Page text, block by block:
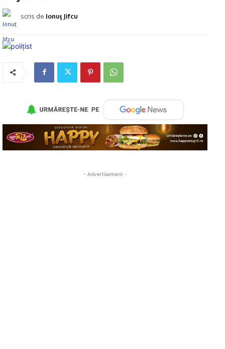
scris de Ionuţ Jifcu
- Advertisement -